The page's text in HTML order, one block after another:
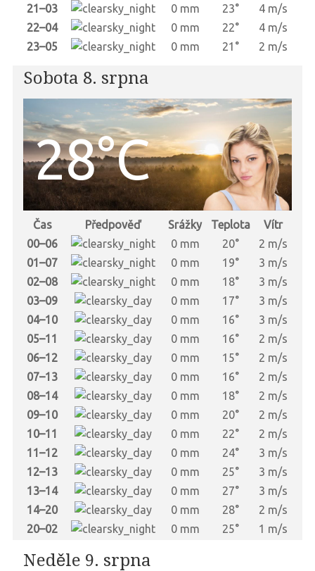
21–03 0 mm 23°
4 m/s
22–04
0 mm 22°
4 m/s
23–05
0 mm 21° 2 m/s
Sobota 8. srpna
28°C
Čas Předpověď Srážky Teplota
Vítr
00–06
0 mm 20°
2 m/s
01–07
0 mm 19°
3 m/s
02–08
0 mm 18°
3 m/s
03–09
0 mm 17°
3 m/s
04–10
0 mm 16°
3 m/s
05–11
0 mm 16°
2 m/s
06–12
0 mm 15°
2 m/s
07–13
0 mm 16°
2 m/s
08–14
0 mm 18°
2 m/s
09–10
0 mm 20°
2 m/s
10–11
0 mm 22°
2 m/s
11–12
0 mm 24°
3 m/s
12–13
0 mm 25°
3 m/s
13–14
0 mm 27°
3 m/s
14–20
0 mm 28°
2 m/s
20–02
0 mm 25° 1 m/s
Neděle 9. srpna